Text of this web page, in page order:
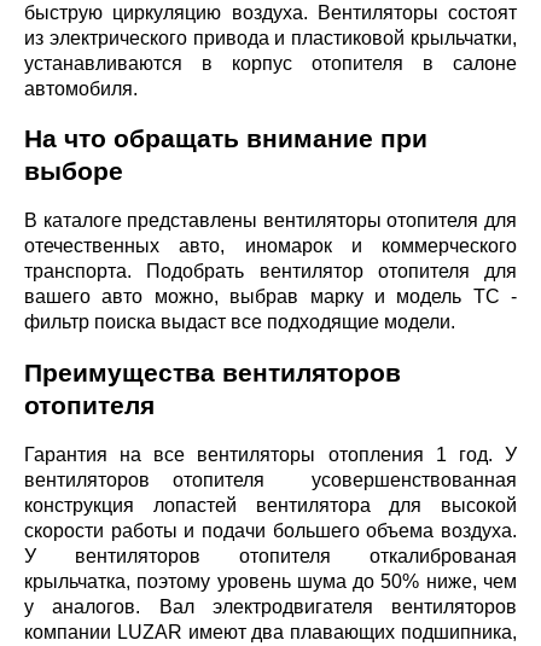
быструю циркуляцию воздуха. Вентиляторы состоят
из электрического привода и пластиковой крыльчатки,
устанавливаются в корпус отопителя в салоне
автомобиля.
На что обращать внимание при
выборе
В каталоге представлены вентиляторы отопителя для
отечественных авто, иномарок и коммерческого
транспорта. Подобрать вентилятор отопителя для
вашего авто можно, выбрав марку и модель ТС -
фильтр поиска выдаст все подходящие модели.
Преимущества вентиляторов
отопителя
Гарантия на все вентиляторы отопления 1 год. У
вентиляторов отопителя усовершенствованная
конструкция лопастей вентилятора для высокой
скорости работы и подачи большего объема воздуха.
У вентиляторов отопителя откалиброваная
крыльчатка, поэтому уровень шума до 50% ниже, чем
у аналогов. Вал электродвигателя вентиляторов
компании LUZAR имеют два плавающих подшипника,